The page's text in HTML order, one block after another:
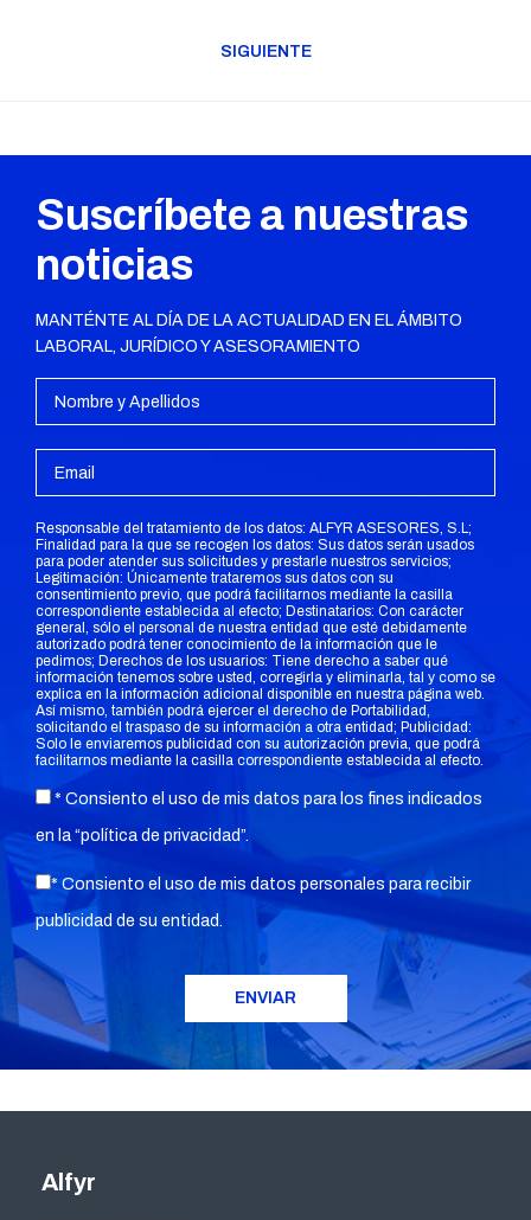
SIGUIENTE
Suscríbete a nuestras
noticias
MANTÉNTE AL DÍA DE LA ACTUALIDAD EN EL ÁMBITO
LABORAL, JURÍDICO Y ASESORAMIENTO
Responsable del tratamiento de los datos: ALFYR ASESORES, S.L;
Finalidad para la que se recogen los datos: Sus datos serán usados
para poder atender sus solicitudes y prestarle nuestros servicios;
Legitimación: Únicamente trataremos sus datos con su
consentimiento previo, que podrá facilitarnos mediante la casilla
correspondiente establecida al efecto; Destinatarios: Con carácter
general, sólo el personal de nuestra entidad que esté debidamente
autorizado podrá tener conocimiento de la información que le
pedimos; Derechos de los usuarios: Tiene derecho a saber qué
información tenemos sobre usted, corregirla y eliminarla, tal y como se
explica en la información adicional disponible en nuestra página web.
Así mismo, también podrá ejercer el derecho de Portabilidad,
solicitando el traspaso de su información a otra entidad; Publicidad:
Solo le enviaremos publicidad con su autorización previa, que podrá
facilitarnos mediante la casilla correspondiente establecida al efecto.
* Consiento el uso de mis datos para los fines indicados
en la “política de privacidad”.
* Consiento el uso de mis datos personales para recibir
publicidad de su entidad.
Alfyr